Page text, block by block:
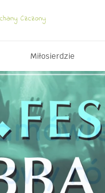
Miłosierdzie